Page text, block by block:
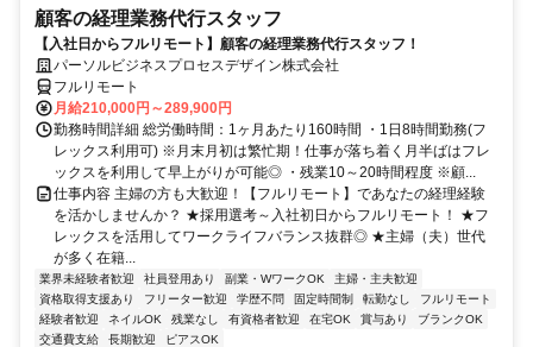
顧客の経理業務代行スタッフ
【入社日からフルリモート】顧客の経理業務代行スタッフ！
パーソルビジネスプロセスデザイン株式会社
フルリモート
月給210,000円～289,900円
勤務時間詳細 総労働時間：1ヶ月あたり160時間 ・1日8時間勤務(フ
レックス利用可) ※月末月初は繁忙期！仕事が落ち着く月半ばはフレ
ックスを利用して早上がりが可能◎ ・残業10～20時間程度 ※顧...
仕事内容 主婦の方も大歓迎！【フルリモート】であなたの経理経験
を活かしませんか？ ★採用選考～入社初日からフルリモート！ ★フ
レックスを活用してワークライフバランス抜群◎ ★主婦（夫）世代
が多く在籍...
業界未経験者歓迎 社員登用あり 副業・WワークOK
主婦・主夫歓迎
資格取得支援あり
フリーター歓迎 学歴不問 固定時間制 転勤なし
フルリモート
経験者歓迎
ネイルOK 残業なし 有資格者歓迎 在宅OK 賞与あり
ブランクOK
交通費支給
長期歓迎 ピアスOK